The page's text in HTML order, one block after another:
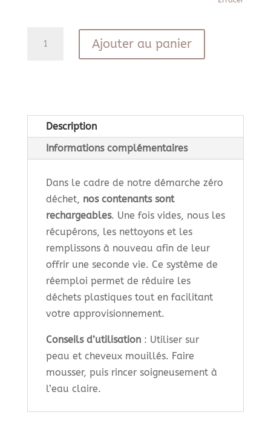
et
cheveux
Ajouter au panier
Description
Informations complémentaires
Dans le cadre de notre démarche zéro
déchet, nos contenants sont
rechargeables. Une fois vides, nous les
récupérons, les nettoyons et les
remplissons à nouveau afin de leur
offrir une seconde vie. Ce système de
réemploi permet de réduire les
déchets plastiques tout en facilitant
votre approvisionnement.
Conseils d’utilisation: Utiliser sur
peau et cheveux mouillés. Faire
mousser, puis rincer soigneusement à
l’eau claire.